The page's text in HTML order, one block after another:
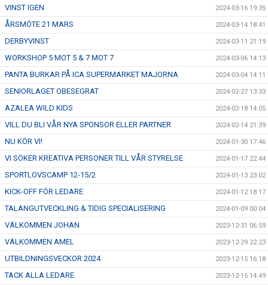
VINST IGEN 2024-03-16 19:35
ÅRSMÖTE 21 MARS 2024-03-14 18:41
DERBYVINST 2024-03-11 21:19
WORKSHOP 5 MOT 5 & 7 MOT 7 2024-03-06 14:13
PANTA BURKAR PÅ ICA SUPERMARKET MAJORNA 2024-03-04 14:11
SENIORLAGET OBESEGRAT 2024-02-27 13:33
AZALEA WILD KIDS 2024-02-18 14:05
VILL DU BLI VÅR NYA SPONSOR ELLER PARTNER 2024-02-14 21:39
NU KÖR VI! 2024-01-30 17:46
VI SÖKER KREATIVA PERSONER TILL VÅR STYRELSE 2024-01-17 22:44
SPORTLOVSCAMP 12-15/2 2024-01-13 23:02
KICK-OFF FÖR LEDARE 2024-01-12 18:17
TALANGUTVECKLING & TIDIG SPECIALISERING 2024-01-09 00:04
VÄLKOMMEN JOHAN 2023-12-31 06:59
VÄLKOMMEN AMEL 2023-12-29 22:23
UTBILDNINGSVECKOR 2024 2023-12-15 16:18
TACK ALLA LEDARE 2023-12-15 14:49